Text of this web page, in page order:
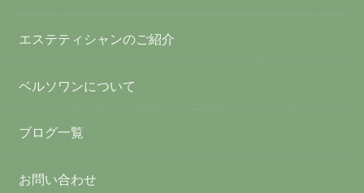
エステティシャンのご紹介
ベルソワンについて
ブログ一覧
お問い合わせ